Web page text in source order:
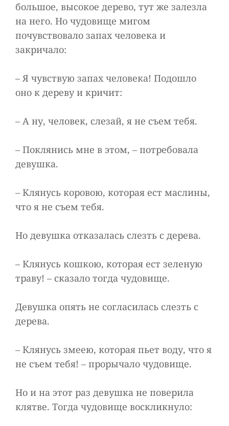
большое, высокое дерево, тут же залезла
на него. Но чудовище мигом
почувствовало запах человека и
закричало:
– Я чувствую запах человека! Подошло
оно к дереву и кричит:
– А ну, человек, слезай, я не съем тебя.
– Поклянись мне в этом, – потребовала
девушка.
– Клянусь коровою, которая ест маслины,
что я не съем тебя.
Но девушка отказалась слезть с дерева.
– Клянусь кошкою, которая ест зеленую
траву! – сказало тогда чудовище.
Девушка опять не согласилась слезть с
дерева.
– Клянусь змеею, которая пьет воду, что я
не съем тебя! – прорычало чудовище.
Но и на этот раз девушка не поверила
клятве. Тогда чудовище воскликнуло: